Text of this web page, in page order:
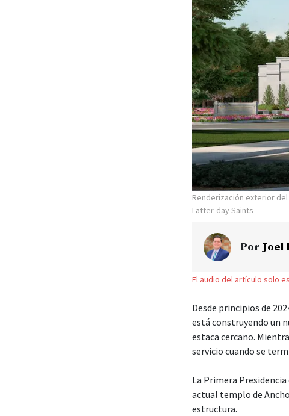
Renderización exterior
Latter-day Saints
Por Joel
El audio del artículo solo
Desde principios de
está construyendo un
estaca cercano.
servicio cuando se
La Primera
actual templo de
estructura.